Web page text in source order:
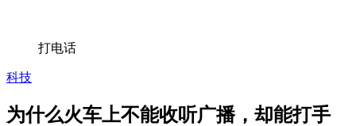
打电话
科技
为什么火车上不能收听广播，却能打手